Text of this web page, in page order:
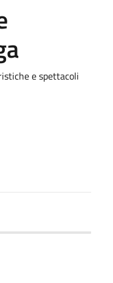
e spettacoli